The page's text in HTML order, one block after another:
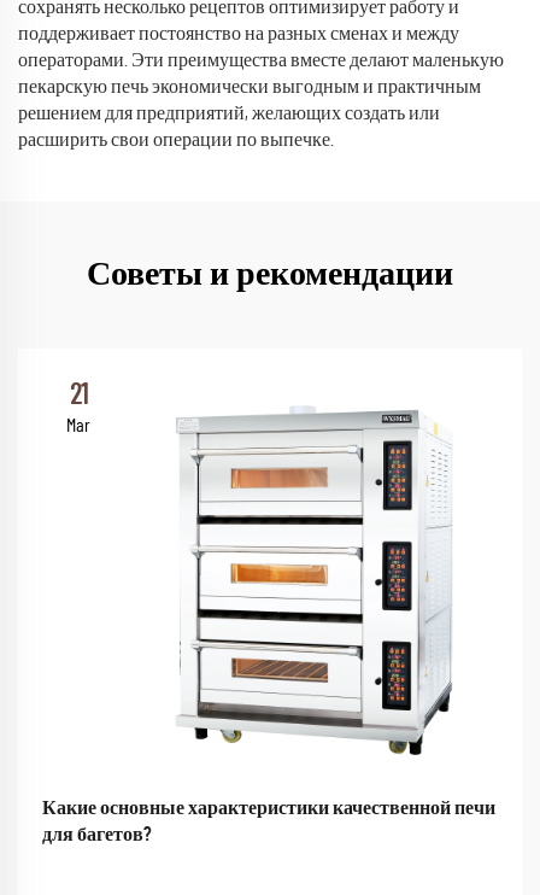
сохранять несколько рецептов оптимизирует работу и
поддерживает постоянство на разных сменах и между
операторами. Эти преимущества вместе делают маленькую
пекарскую печь экономически выгодным и практичным
решением для предприятий, желающих создать или
расширить свои операции по выпечке.
Советы и рекомендации
21
Mar
Какие основные характеристики качественной печи
для багетов?